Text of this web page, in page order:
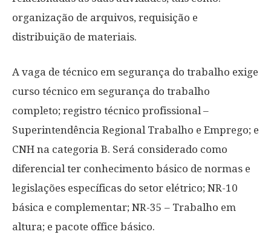
organização de arquivos, requisição e
distribuição de materiais.
A vaga de técnico em segurança do trabalho exige
curso técnico em segurança do trabalho
completo; registro técnico profissional –
Superintendência Regional Trabalho e Emprego; e
CNH na categoria B. Será considerado como
diferencial ter conhecimento básico de normas e
legislações específicas do setor elétrico; NR-10
básica e complementar; NR-35 – Trabalho em
altura; e pacote office básico.